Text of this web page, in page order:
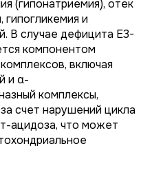
(гипонатриемия), отек
и
В случае дефицита E3-
компонентом
включая
и α-
комплексы,
счет нарушений цикла
ацидоза, что может